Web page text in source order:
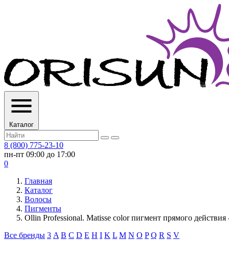
Каталог
8 (800) 775-23-10
пн-пт 09:00 до 17:00
0
Главная
Каталог
Волосы
Пигменты
Ollin Professional. Matisse color пигмент прямого
Все бренды 3 A B C D E H I K L M N O P Q R S V